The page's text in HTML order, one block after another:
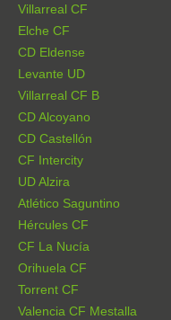
Villarreal CF
Elche CF
CD Eldense
Levante UD
Villarreal CF B
CD Alcoyano
CD Castellón
CF Intercity
UD Alzira
Atlético Saguntino
Hércules CF
CF La Nucía
Orihuela CF
Torrent CF
Valencia CF Mestalla